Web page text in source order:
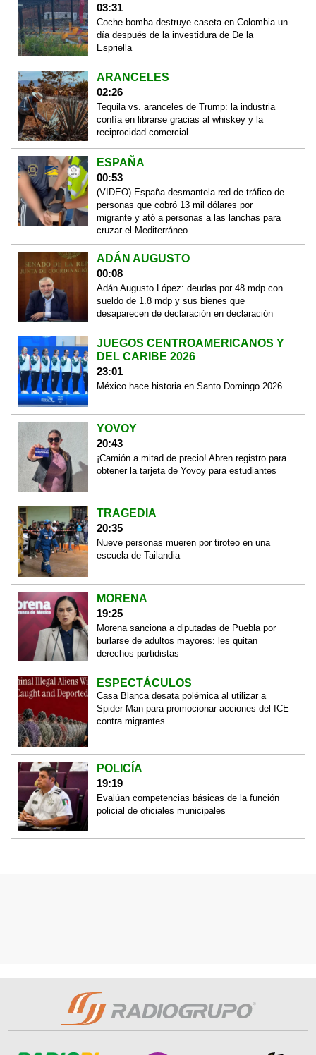
03:31
Coche-bomba destruye caseta en Colombia un
día después de la investidura de De la
Espriella
ARANCELES
02:26
Tequila vs. aranceles de Trump: la industria
confía en librarse gracias al whiskey y la
reciprocidad comercial
ESPAÑA
00:53
(VIDEO) España desmantela red de tráfico de
personas que cobró 13 mil dólares por
migrante y ató a personas a las lanchas para
cruzar el Mediterráneo
ADÁN AUGUSTO
00:08
Adán Augusto López: deudas por 48 mdp con
sueldo de 1.8 mdp y sus bienes que
desaparecen de declaración en declaración
JUEGOS CENTROAMERICANOS Y
DEL CARIBE 2026
23:01
México hace historia en Santo Domingo 2026
YOVOY
20:43
¡Camión a mitad de precio! Abren registro para
obtener la tarjeta de Yovoy para estudiantes
TRAGEDIA
20:35
Nueve personas mueren por tiroteo en una
escuela de Tailandia
MORENA
19:25
Morena sanciona a diputadas de Puebla por
burlarse de adultos mayores: les quitan
derechos partidistas
ESPECTÁCULOS
Casa Blanca desata polémica al utilizar a
Spider-Man para promocionar acciones del ICE
contra migrantes
POLICÍA
19:19
Evalúan competencias básicas de la función
policial de oficiales municipales